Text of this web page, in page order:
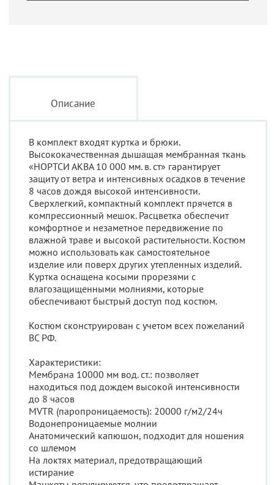
Описание
В комплект входят куртка и брюки.
Высококачественная дышащая мембранная ткань
«НОРТСИ АКВА 10 000 мм. в. ст» гарантирует
защиту от ветра и интенсивных осадков в течение
8 часов дождя высокой интенсивности.
Сверхлегкий, компактный комплект прячется в
компрессионный мешок. Расцветка обеспечит
комфортное и незаметное передвижение по
влажной траве и высокой растительности. Костюм
можно использовать как самостоятельное
изделие или поверх других утепленных изделий.
Куртка оснащена косыми прорезями с
влагозащищенными молниями, которые
обеспечивают быстрый доступ под костюм.
Костюм сконструирован с учетом всех пожеланий
ВС РФ.
Характеристики:
Мембрана 10000 мм вод. ст.: позволяет
находиться под дождем высокой интенсивности
до 8 часов
MVTR (паропроницаемость): 20000 г/м2/24ч
Водонепроницаемые молнии
Анатомический капюшон, подходит для ношения
со шлемом
На локтях материал, предотвращающий
истирание